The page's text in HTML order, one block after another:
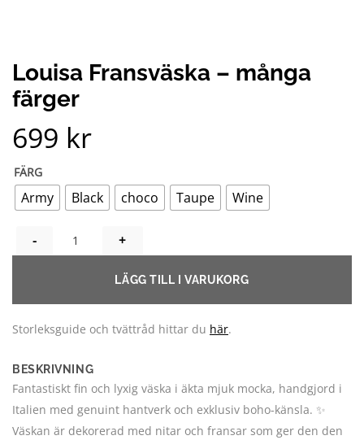
Louisa Fransväska – många
färger
699 kr
FÄRG
Army Black choco Taupe Wine
LOUISA FRANSVÄSKA - MÅNGA FÄRGER MÄNGD
LÄGG TILL I VARUKORG
Storleksguide och tvättråd hittar du här.
BESKRIVNING
Fantastiskt fin och lyxig väska i äkta mjuk mocka, handgjord i
Italien med genuint hantverk och exklusiv boho-känsla. ✨
Väskan är dekorerad med nitar och fransar som ger den den